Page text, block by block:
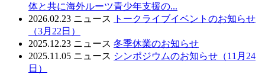
体と共に海外ルーツ青少年支援の...
2026.02.23 ニュース
トークライブイベントのお知らせ
（3月22日）
2025.12.23 ニュース 冬季休業のお知らせ
2025.11.05 ニュース シンポジウムのお知らせ（11月24
日）